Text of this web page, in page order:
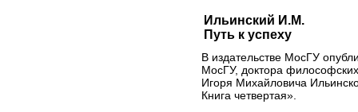
Ильинский И.М.
Путь к успеху
В издательстве МосГУ
МосГУ, доктора
Игоря Михайловича
Книга четвертая».